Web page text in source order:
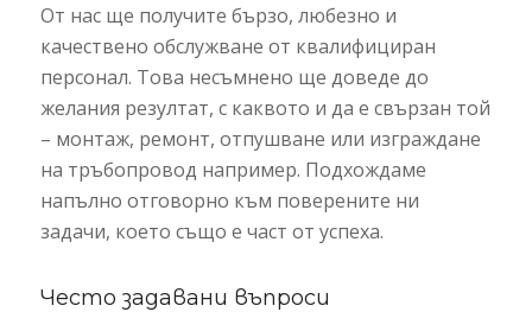
От нас ще получите бързо, любезно и
качествено обслужване от квалифициран
персонал. Това несъмнено ще доведе до
желания резултат, с каквото и да е свързан той
– монтаж, ремонт, отпушване или изграждане
на тръбопровод например. Подхождаме
напълно отговорно към поверените ни
задачи, което също е част от успеха.
Често задавани въпроси